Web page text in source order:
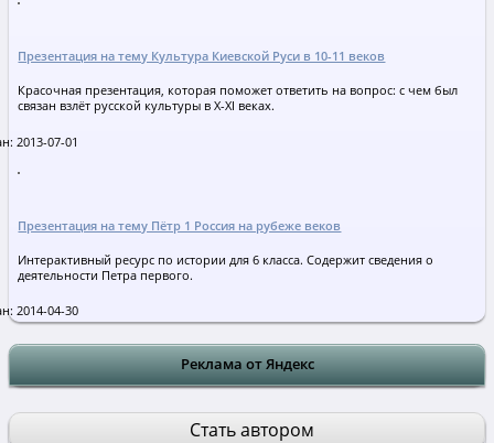
Презентация на тему Культура Киевской Руси в 10-11 веков
Красочная презентация, которая поможет ответить на вопрос: с чем был
связан взлёт русской культуры в X-XI веках.
2013-07-01
Презентация на тему Пётр 1 Россия на рубеже веков
Интерактивный ресурс по истории для 6 класса. Содержит сведения о
деятельности Петра первого.
2014-04-30
Реклама от Яндекс
Стать автором